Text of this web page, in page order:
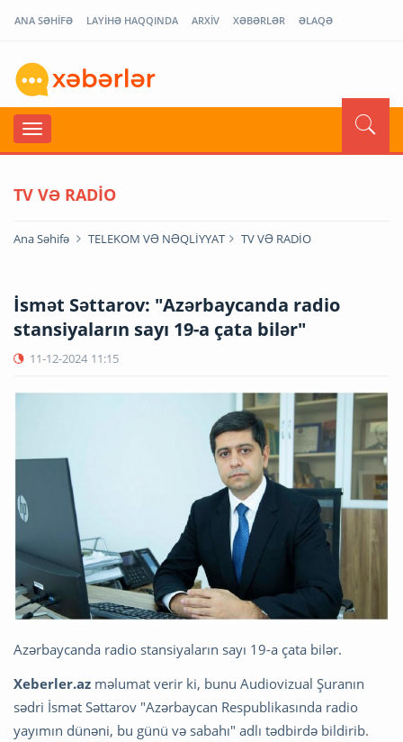
ANA SƏHİFƏ LAYİHƏ HAQQINDA ARXİV XƏBƏRLƏR ƏLAQƏ
TV VƏ RADİO
Ana Səhifə TELEKOM VƏ NƏQLİYYAT TV VƏ RADİO
İsmət Səttarov: "Azərbaycanda radio
stansiyaların sayı 19-a çata bilər"
11-12-2024 11:15
Azərbaycanda radio stansiyaların sayı 19-a çata bilər.
Xeberler.az məlumat verir ki, bunu Audiovizual Şuranın
sədri İsmət Səttarov "Azərbaycan Respublikasında radio
yayımın dünəni, bu günü və sabahı" adlı tədbirdə bildirib.